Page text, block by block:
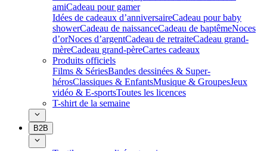
amiCadeau pour gamer
Idées de cadeaux d’anniversaireCadeau pour baby
showerCadeau de naissanceCadeau de baptêmeNoces
d’orNoces d’argentCadeau de retraiteCadeau grand-
mèreCadeau grand-pèreCartes cadeaux
Produits officiels
Films & SériesBandes dessinées & Super-
hérosClassiques & EnfantsMusique & GroupesJeux
vidéo & E-sportsToutes les licences
T-shirt de la semaine
B2B